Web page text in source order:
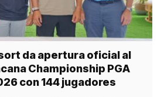
da apertura oficial al
Championship PGA
con 144 jugadores